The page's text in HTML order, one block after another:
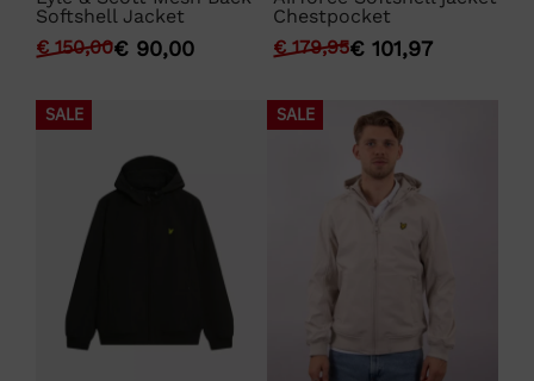
Softshell Jacket
€150,00€ 90,00
Chestpocket
€179,95€ 101,97
SALE SALE